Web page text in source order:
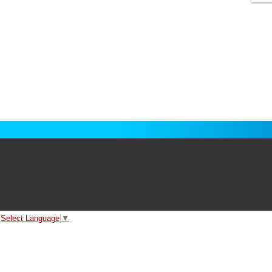
Select Language ▼